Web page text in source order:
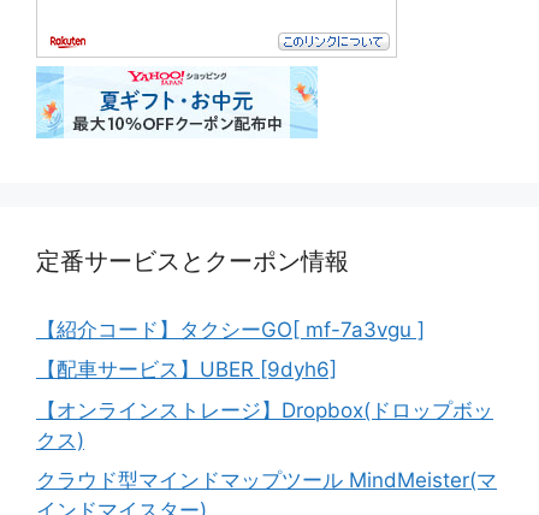
定番サービスとクーポン情報
【紹介コード】タクシーGO[ mf-7a3vgu ]
【配車サービス】UBER [9dyh6]
【オンラインストレージ】Dropbox(ドロップボッ
クス)
クラウド型マインドマップツール MindMeister(マ